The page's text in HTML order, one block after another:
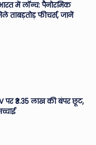
में लॉन्च: पैनोरमिक
ताबड़तोड़ फीचर्स, जानें
पर ₹3.35 लाख की बंपर छूट,